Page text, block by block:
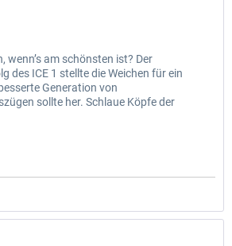
wenn’s am schönsten ist? Der
des ICE 1 stellte die Weichen für ein
Generation von
sollte her. Schlaue Köpfe der